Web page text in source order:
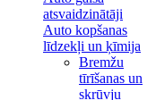
atsvaidzinātāji
Auto kopšanas
līdzekļi un ķīmija
Bremžu
tīrīšanas un
skrūvju